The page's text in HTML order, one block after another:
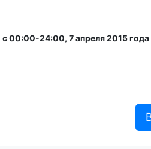
с 00:00-24:00, 7 апреля 2015 года